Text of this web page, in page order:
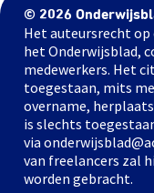
© 2026
Het auteursrecht
het Onderwijsblad,
medewerkers. Het
toegestaan, mits
overname,
is slechts
via
van freelancers zal
worden gebracht.